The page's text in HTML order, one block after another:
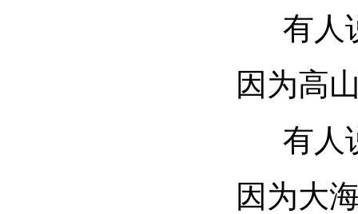
有人说
因为高山
有人说
因为大海